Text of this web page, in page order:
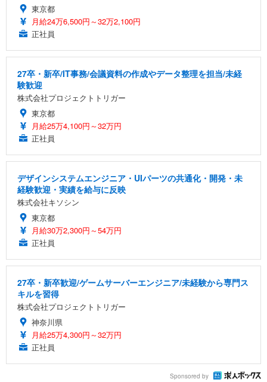
東京都
月給24万6,500円～32万2,100円
正社員
27卒・新卒/IT事務/会議資料の作成やデータ整理を担当/未経
験歓迎
株式会社プロジェクトトリガー
東京都
月給25万4,100円～32万円
正社員
デザインシステムエンジニア・UIパーツの共通化・開発・未
経験歓迎・実績を給与に反映
株式会社キソシン
東京都
月給30万2,300円～54万円
正社員
27卒・新卒歓迎/ゲームサーバーエンジニア/未経験から専門ス
キルを習得
株式会社プロジェクトトリガー
神奈川県
月給25万4,300円～32万円
正社員
Sponsored by